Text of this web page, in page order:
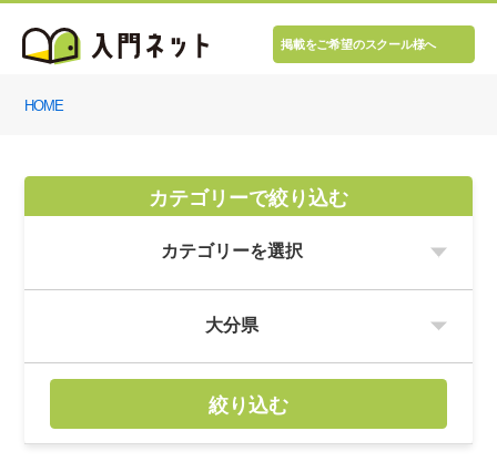
掲載をご希望のスクール様へ
HOME
カテゴリーで絞り込む
絞り込む